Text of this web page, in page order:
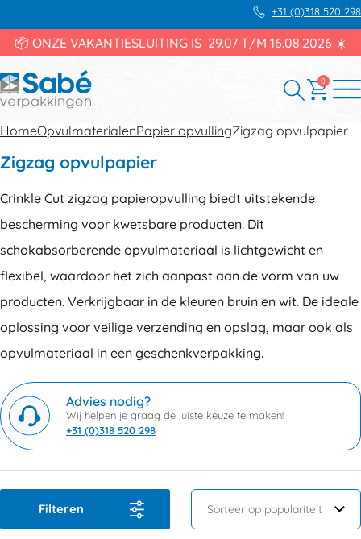
+31 (0)318 520 298
📦 ONZE VAKANTIESLUITING IS 29.07 T/M 16.08.2026 ☀️
0
HomeOpvulmaterialenPapier opvullingZigzag opvulpapier
Zigzag opvulpapier
Crinkle Cut zigzag papieropvulling biedt uitstekende
bescherming voor kwetsbare producten. Dit
schokabsorberende opvulmateriaal is lichtgewicht en
flexibel, waardoor het zich aanpast aan de vorm van uw
producten. Verkrijgbaar in de kleuren bruin en wit. De ideale
oplossing voor veilige verzending en opslag, maar ook als
opvulmateriaal in een geschenkverpakking.
Advies nodig?
Wij helpen je graag de juiste keuze te maken!
+31 (0)318 520 298
Filteren